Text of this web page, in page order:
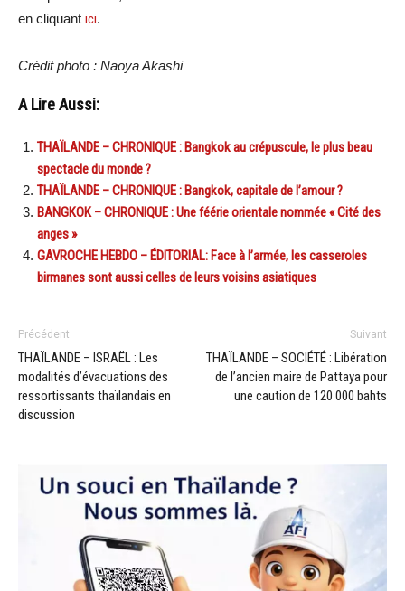
en cliquant ici.
Crédit photo : Naoya Akashi
A Lire Aussi:
THAÏLANDE – CHRONIQUE : Bangkok au crépuscule, le plus beau
spectacle du monde ?
THAÏLANDE – CHRONIQUE : Bangkok, capitale de l’amour ?
BANGKOK – CHRONIQUE : Une féérie orientale nommée « Cité des
anges »
GAVROCHE HEBDO – ÉDITORIAL: Face à l’armée, les casseroles
birmanes sont aussi celles de leurs voisins asiatiques
Précédent
THAÏLANDE – ISRAËL : Les
modalités d’évacuations des
ressortissants thaïlandais en
discussion
Suivant
THAÏLANDE – SOCIÉTÉ : Libération
de l’ancien maire de Pattaya pour
une caution de 120 000 bahts